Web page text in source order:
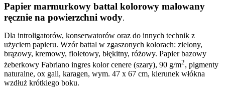
Papier marmurkowy battal kolorowy malowany
ręcznie na powierzchni wody.
Dla introligatorów, konserwatorów oraz do innych technik z
użyciem papieru. Wzór battal w zgaszonych kolorach: zielony,
brązowy, kremowy, fioletowy, błękitny, różowy. Papier bazowy
żeberkowy Fabriano ingres kolor cenere (szary), 90 g/m2, pigmenty
naturalne, ox gall, karagen, wym. 47 x 67 cm, kierunek włókna
wzdłuż krótkiego boku.